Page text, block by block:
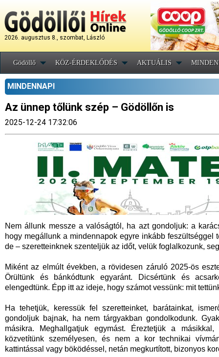
2026. augusztus 8., szombat, László
Gödöllő KÖZ-ÉRDEKLŐDÉS AKTUÁLIS
MINDENNAPI
Az ünnep tőlünk szép – Gödöllőn is
2025-12-24 17:32:06
Nem állunk messze a valóságtól, ha azt gondoljuk: a
hogy megállunk a mindennapok egyre inkább
de – szeretteinknek szenteljük az időt, velük foglalkozunk,
Miként az elmúlt években, a rövidesen záruló 2025-ös
Örültünk és bánkódtunk egyaránt. Dicsértünk és
elengedtünk. Épp itt az ideje, hogy számot vessünk: mit
Ha tehetjük, keressük fel szeretteinket, barátainkat,
gondoljuk bajnak, ha nem tárgyakban gondolkodunk.
másikra. Meghallgatjuk egymást. Éreztetjük a
közvetítünk személyesen, és nem a kor technikai
kattintással vagy böködéssel, netán megkurtított, bizonyos